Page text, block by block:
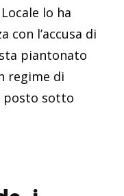
lo ha
con l’accusa di
piantonato
regime di
posto sotto